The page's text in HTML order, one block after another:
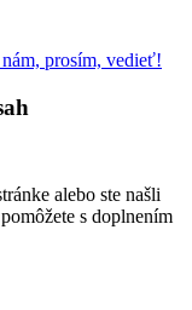
prosím, vedieť!
alebo ste našli
s doplnením